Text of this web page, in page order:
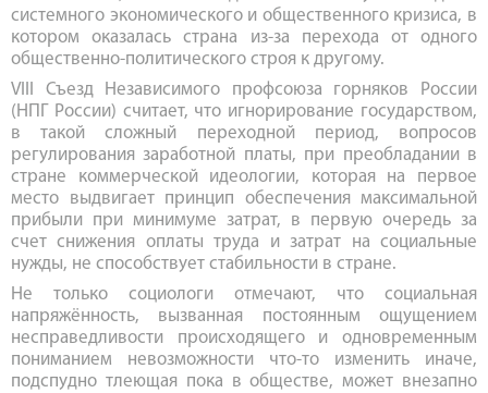
системного экономического и общественного кризиса, в
котором оказалась страна из-за перехода от одного
общественно-политического строя к другому.
VIII Съезд Независимого профсоюза горняков России
(НПГ России) считает, что игнорирование государством,
в такой сложный переходной период, вопросов
регулирования заработной платы, при преобладании в
стране коммерческой идеологии, которая на первое
место выдвигает принцип обеспечения максимальной
прибыли при минимуме затрат, в первую очередь за
счет снижения оплаты труда и затрат на социальные
нужды, не способствует стабильности в стране.
Не только социологи отмечают, что социальная
напряжённость, вызванная постоянным ощущением
несправедливости происходящего и одновременным
пониманием невозможности что-то изменить иначе,
подспудно тлеющая пока в обществе, может внезапно